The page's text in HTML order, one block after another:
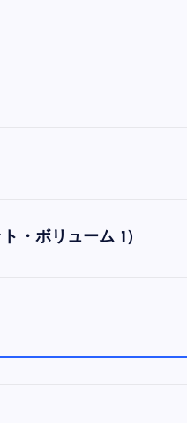
・ボリューム 1）